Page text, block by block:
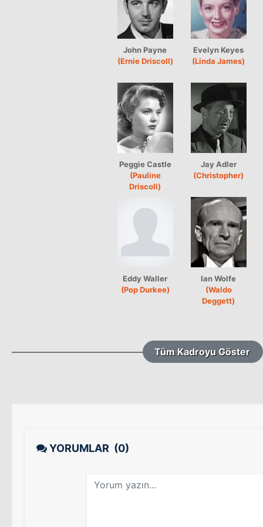
John Payne
(Ernie Driscoll)
Evelyn Keyes
(Linda James)
Peggie Castle
(Pauline
Driscoll)
Jay Adler
(Christopher)
Eddy Waller
(Pop Durkee)
Ian Wolfe
(Waldo
Deggett)
Tüm Kadroyu Göster
YORUMLAR (0)